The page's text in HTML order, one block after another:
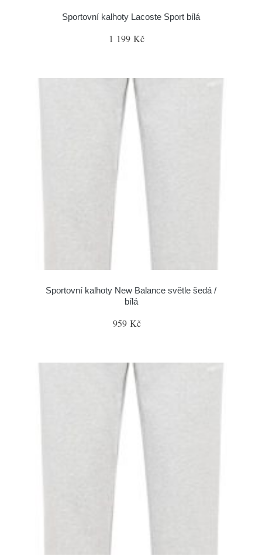
Sportovní kalhoty Lacoste Sport bílá
1 199 Kč
Sportovní kalhoty New Balance světle šedá /
bílá
959 Kč